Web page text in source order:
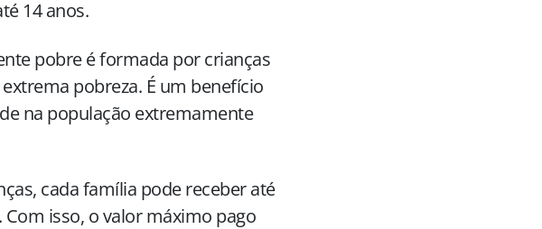
14 anos.
pobre é formada por crianças
pobreza. É um benefício
na população extremamente
cada família pode receber até
isso, o valor máximo pago